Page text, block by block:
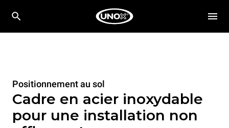
Positionnement au sol
Cadre en acier inoxydable
pour une installation non